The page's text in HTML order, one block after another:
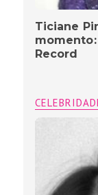
Ticiane
momento:
Record